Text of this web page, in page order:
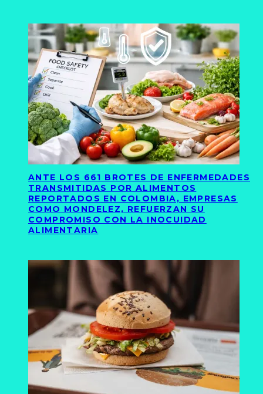
ANTE LOS 661 BROTES DE ENFERMEDADES
TRANSMITIDAS POR ALIMENTOS
REPORTADOS EN COLOMBIA, EMPRESAS
COMO MONDELEZ, REFUERZAN SU
COMPROMISO CON LA INOCUIDAD
ALIMENTARIA